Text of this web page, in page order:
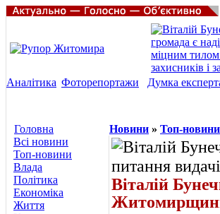
Аналітика Фоторепортажи Думка
Головна
Всі новини
Топ-новини
Влада
Політика
Економіка
Життя
Новини » Топ-новини
Віталій